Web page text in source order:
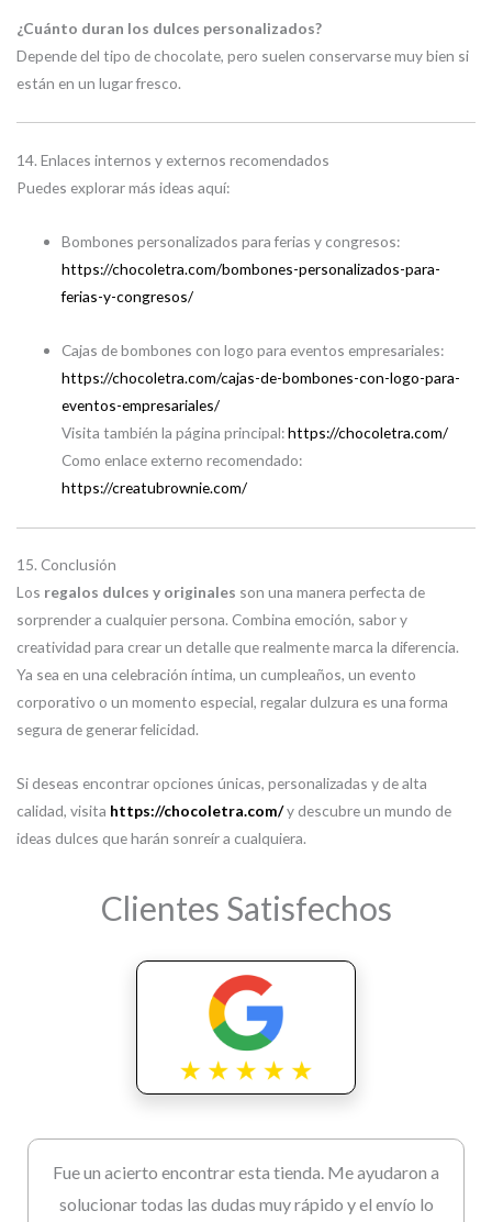
¿Cuánto duran los dulces personalizados?
Depende del tipo de chocolate, pero suelen conservarse muy bien si
están en un lugar fresco.
14. Enlaces internos y externos recomendados
Puedes explorar más ideas aquí:
Bombones personalizados para ferias y congresos:
https://chocoletra.com/bombones-personalizados-para-
ferias-y-congresos/
Cajas de bombones con logo para eventos empresariales:
https://chocoletra.com/cajas-de-bombones-con-logo-para-
eventos-empresariales/
Visita también la página principal:https://chocoletra.com/
Como enlace externo recomendado:
https://creatubrownie.com/
15. Conclusión
Los regalos dulces y originales son una manera perfecta de
sorprender a cualquier persona. Combina emoción, sabor y
creatividad para crear un detalle que realmente marca la diferencia.
Ya sea en una celebración íntima, un cumpleaños, un evento
corporativo o un momento especial, regalar dulzura es una forma
segura de generar felicidad.
Si deseas encontrar opciones únicas, personalizadas y de alta
calidad, visita https://chocoletra.com/y descubre un mundo de
ideas dulces que harán sonreír a cualquiera.
Clientes Satisfechos
Fue un acierto encontrar esta tienda. Me ayudaron a
solucionar todas las dudas muy rápido y el envío lo